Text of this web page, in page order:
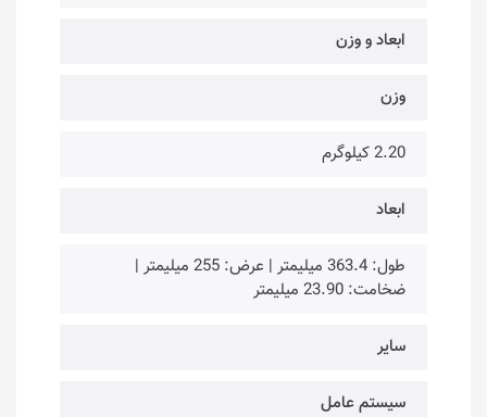
ابعاد و وزن
وزن
2.20 کیلوگرم
ابعاد
طول: 363.4 میلیمتر | عرض: 255 میلیمتر |
ضخامت: 23.90 میلیمتر
سایر
سیستم عامل